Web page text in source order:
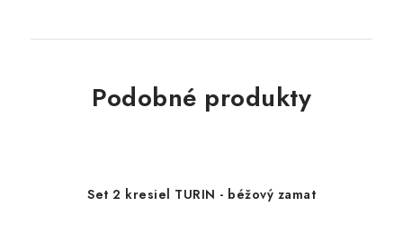
Podobné produkty
Set 2 kresiel TURIN - béžový zamat